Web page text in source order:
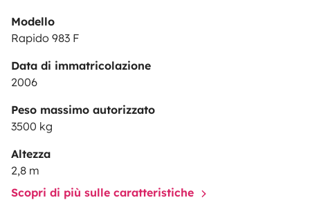
Modello
Rapido 983 F
Data di immatricolazione
2006
Peso massimo autorizzato
3500 kg
Altezza
2,8 m
Scopri di più sulle caratteristiche